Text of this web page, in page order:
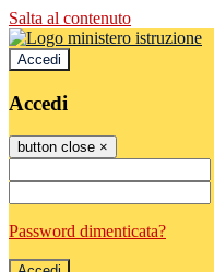
Salta al contenuto
Accedi
Accedi
button close ×
Password dimenticata?